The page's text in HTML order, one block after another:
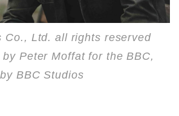
Co., Ltd. all rights reserved
Peter Moffat for the BBC,
BBC Studios